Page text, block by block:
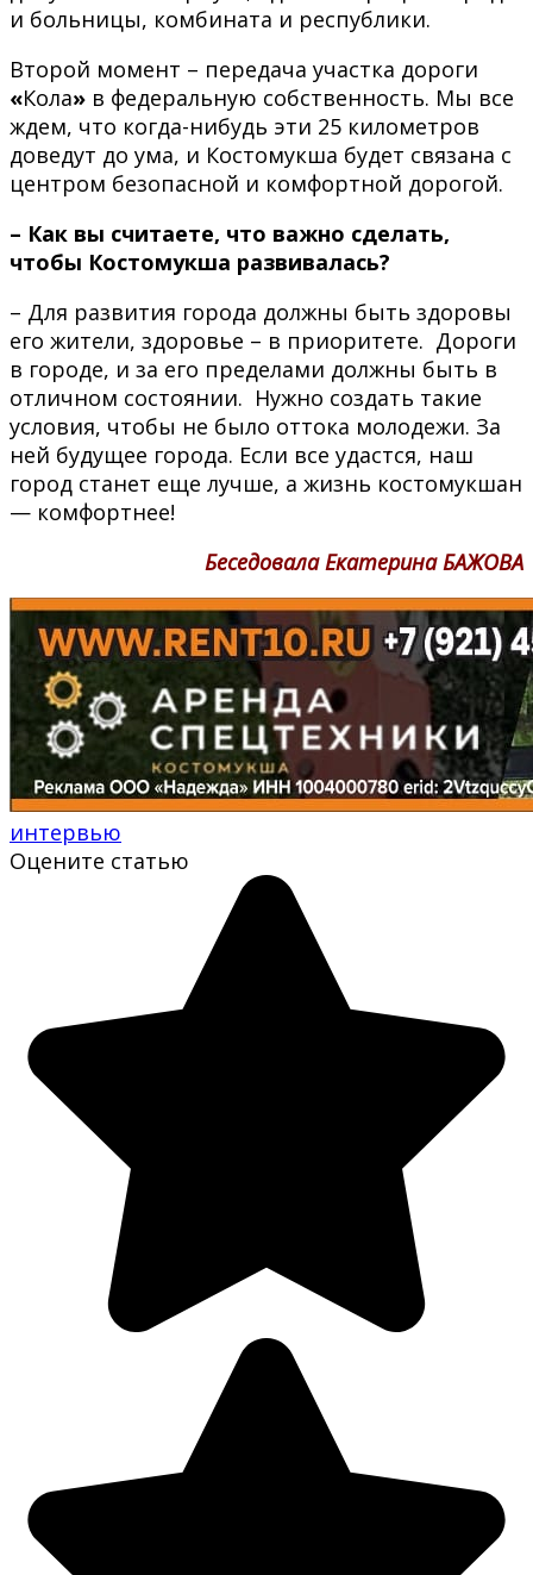
и больницы, комбината и республики.
Второй момент – передача участка дороги
«Кола» в федеральную собственность. Мы все
ждем, что когда-нибудь эти 25 километров
доведут до ума, и Костомукша будет связана с
центром безопасной и комфортной дорогой.
– Как вы считаете, что важно сделать,
чтобы Костомукша развивалась?
– Для развития города должны быть здоровы
его жители, здоровье – в приоритете. Дороги
в городе, и за его пределами должны быть в
отличном состоянии. Нужно создать такие
условия, чтобы не было оттока молодежи. За
ней будущее города. Если все удастся, наш
город станет еще лучше, а жизнь костомукшан
— комфортнее!
Беседовала Екатерина БАЖОВА
интервью
Оцените статью